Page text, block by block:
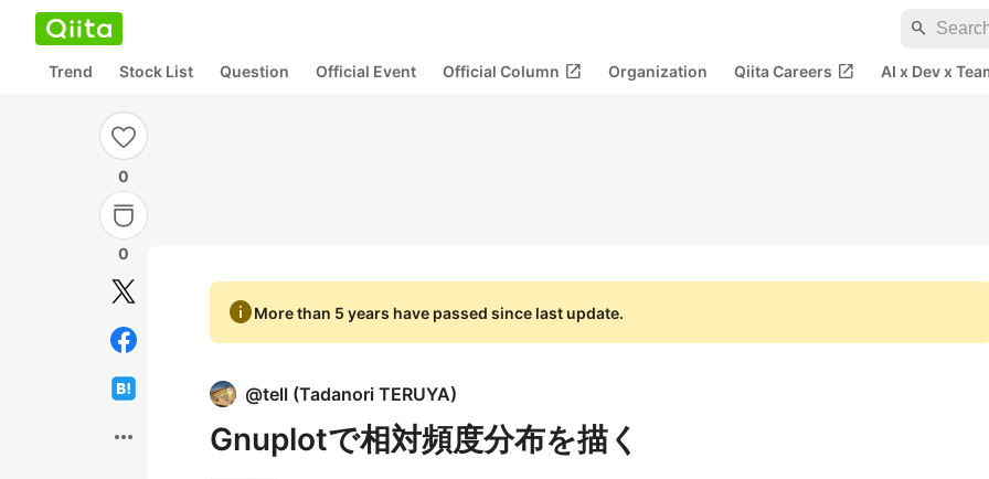
search
Trend Stock List Question Official Event Official Column open_in_new Organization Qiita Careers open_in_new AI x Dev x
0
0
more_horiz
infoMore than 5 years have passed since last update.
@tell (Tadanori TERUYA)
Gnuplotで相対頻度分布を描く